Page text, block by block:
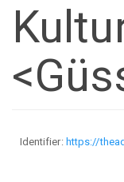
Identifier: https://